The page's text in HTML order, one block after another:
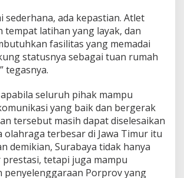
sederhana, ada kepastian. Atlet
tempat latihan yang layak, dan
fasilitas yang memadai
statusnya sebagai tuan rumah
tegasnya.
seluruh pihak mampu
yang baik dan bergerak
tersebut masih dapat diselesaikan
olahraga terbesar di Jawa Timur itu
demikian, Surabaya tidak hanya
tetapi juga mampu
penyelenggaraan Porprov yang